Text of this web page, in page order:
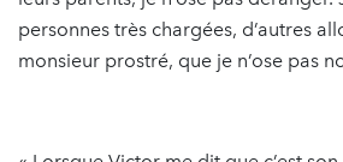
personnes très chargées, d’autres
monsieur prostré, que je n’ose pas